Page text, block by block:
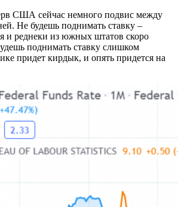
США сейчас немного подвис между
Не будешь поднимать ставку –
и реднеки из южных штатов скоро
поднимать ставку слишком
придет кирдык, и опять придется на